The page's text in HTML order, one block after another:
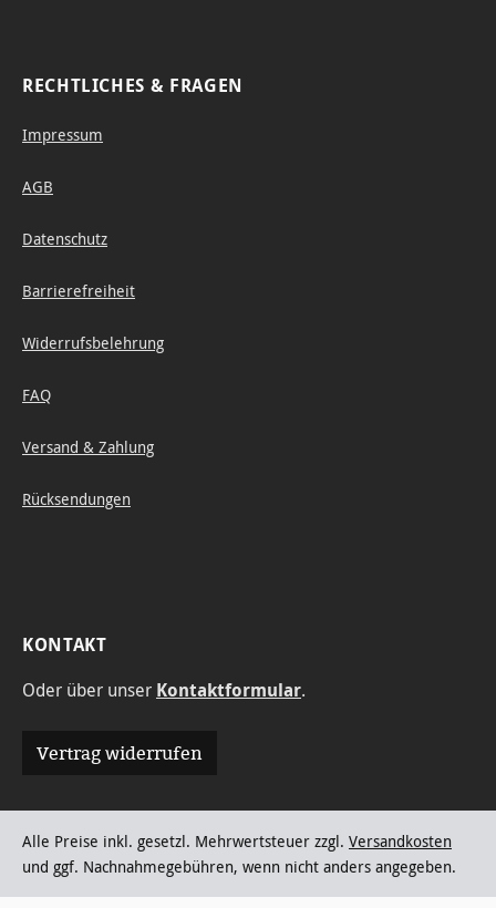
RECHTLICHES & FRAGEN
Impressum
AGB
Datenschutz
Barrierefreiheit
Widerrufsbelehrung
FAQ
Versand & Zahlung
Rücksendungen
KONTAKT
Oder über unser Kontaktformular.
Vertrag widerrufen
Alle Preise inkl. gesetzl. Mehrwertsteuer zzgl. Versandkosten
und ggf. Nachnahmegebühren, wenn nicht anders angegeben.